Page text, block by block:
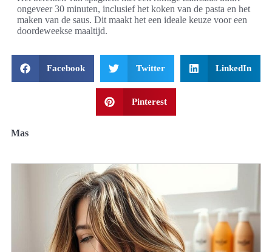
ongeveer 30 minuten, inclusief het koken van de pasta en het
maken van de saus. Dit maakt het een ideale keuze voor een
doordeweekse maaltijd.
Facebook Twitter LinkedIn
Pinterest
Mas